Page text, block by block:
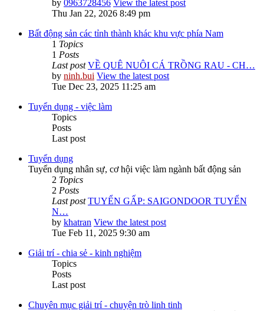
by 0963728456 View the latest post
Thu Jan 22, 2026 8:49 pm
Bất động sản các tỉnh thành khác khu vực phía Nam
1 Topics
1 Posts
Last post VỀ QUÊ NUÔI CÁ TRỒNG RAU - CH…
by ninh.bui View the latest post
Tue Dec 23, 2025 11:25 am
Tuyển dụng - việc làm
Topics
Posts
Last post
Tuyển dụng
Tuyển dụng nhân sự, cơ hội việc làm ngành bất động sản
2 Topics
2 Posts
Last post TUYỂN GẤP: SAIGONDOOR TUYỂN
N…
by khatran View the latest post
Tue Feb 11, 2025 9:30 am
Giải trí - chia sẻ - kinh nghiệm
Topics
Posts
Last post
Chuyên mục giải trí - chuyện trò linh tinh